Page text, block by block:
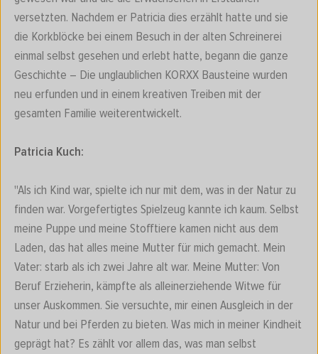
versetzten. Nachdem er Patricia dies erzählt hatte und sie
die Korkblöcke bei einem Besuch in der alten Schreinerei
einmal selbst gesehen und erlebt hatte, begann die ganze
Geschichte – Die unglaublichen KORXX Bausteine wurden
neu erfunden und in einem kreativen Treiben mit der
gesamten Familie weiterentwickelt.
Patricia Kuch:
"Als ich Kind war, spielte ich nur mit dem, was in der Natur zu
finden war. Vorgefertigtes Spielzeug kannte ich kaum. Selbst
meine Puppe und meine Stofftiere kamen nicht aus dem
Laden, das hat alles meine Mutter für mich gemacht. Mein
Vater: starb als ich zwei Jahre alt war. Meine Mutter: Von
Beruf Erzieherin, kämpfte als alleinerziehende Witwe für
unser Auskommen. Sie versuchte, mir einen Ausgleich in der
Natur und bei Pferden zu bieten. Was mich in meiner Kindheit
geprägt hat? Es zählt vor allem das, was man selbst